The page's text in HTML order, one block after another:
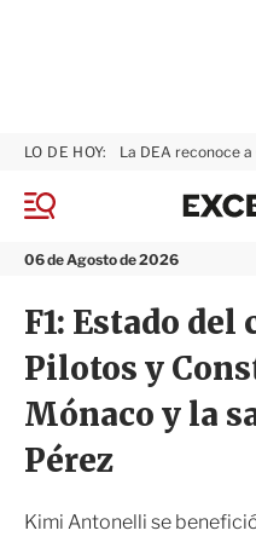
M
n
06 de Agosto de 2026
LO DE HOY: La DEA reconoce
F1: Estado del
Pilotos y
Mónaco y la
Pérez
Kimi Antonelli se